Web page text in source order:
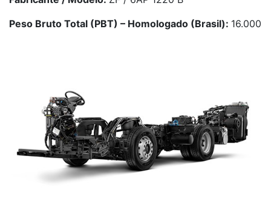
Peso Bruto Total (PBT) – Homologado (Brasil): 16.000